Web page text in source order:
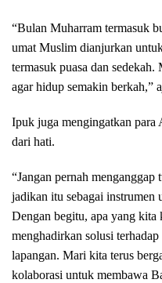
“Bulan Muharram termasuk
umat Muslim dianjurkan
termasuk puasa dan
agar hidup semakin berkah,”
Ipuk juga mengingatkan para
dari hati.
“Jangan pernah menganggap
jadikan itu sebagai instrumen
Dengan begitu, apa yang kita
menghadirkan solusi
lapangan. Mari kita terus
kolaborasi untuk membawa